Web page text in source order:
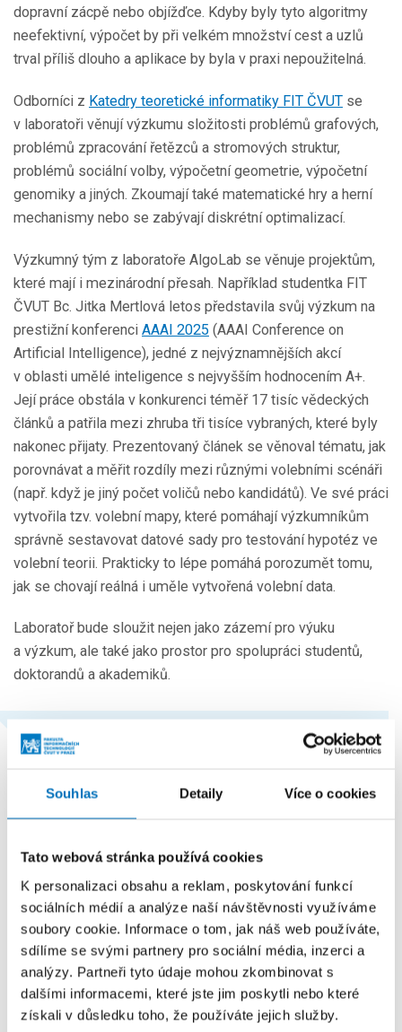
Souhlas Detaily Více o cookies
Tato webová stránka používá cookies
K personalizaci obsahu a reklam, poskytování funkcí
sociálních médií a analýze naší návštěvnosti využíváme
soubory cookie. Informace o tom, jak náš web používáte,
sdílíme se svými partnery pro sociální média, inzerci a
analýzy. Partneři tyto údaje mohou zkombinovat s
dalšími informacemi, které jste jim poskytli nebo které
získali v důsledku toho, že používáte jejich služby.
dopravní zácpě nebo objížďce. Kdyby byly tyto algoritmy
neefektivní, výpočet by při velkém množství cest a uzlů
trval příliš dlouho a aplikace by byla v praxi nepoužitelná.
Odborníci z Katedry teoretické informatiky FIT ČVUT se
v laboratoři věnují výzkumu složitosti problémů grafových,
problémů zpracování řetězců a stromových struktur,
problémů sociální volby, výpočetní geometrie, výpočetní
genomiky a jiných. Zkoumají také matematické hry a herní
mechanismy nebo se zabývají diskrétní optimalizací.
Výzkumný tým z laboratoře AlgoLab se věnuje projektům,
které mají i mezinárodní přesah. Například studentka FIT
ČVUT Bc. Jitka Mertlová letos představila svůj výzkum na
prestižní konferenci AAAI 2025 (AAAI Conference on
Artificial Intelligence), jedné z nejvýznamnějších akcí
v oblasti umělé inteligence s nejvyšším hodnocením A+.
Její práce obstála v konkurenci téměř 17 tisíc vědeckých
článků a patřila mezi zhruba tři tisíce vybraných, které byly
nakonec přijaty. Prezentovaný článek se věnoval tématu, jak
porovnávat a měřit rozdíly mezi různými volebními scénáři
(např. když je jiný počet voličů nebo kandidátů). Ve své práci
vytvořila tzv. volební mapy, které pomáhají výzkumníkům
správně sestavovat datové sady pro testování hypotéz ve
volební teorii. Prakticky to lépe pomáhá porozumět tomu,
jak se chovají reálná i uměle vytvořená volební data.
Laboratoř bude sloužit nejen jako zázemí pro výuku
a výzkum, ale také jako prostor pro spolupráci studentů,
doktorandů a akademiků.
Otevření laboratoře proběhlo za účasti
nového děkana FIT ČVUT, doc. Ing. Jana
Janouška, Ph.D., který zdůraznil význam
nového zázemí pro podporu
AlgoLab je dalším krokem k posílení
výzkumné excelence naší fakulty.
Chceme vytvářet prostředí, kde se
studenti i akademici mohou společně
podílet na výzkumné činnosti v oblasti
informatiky, a tak přispívat rozšiřování
znalostí celé naší společnosti.”